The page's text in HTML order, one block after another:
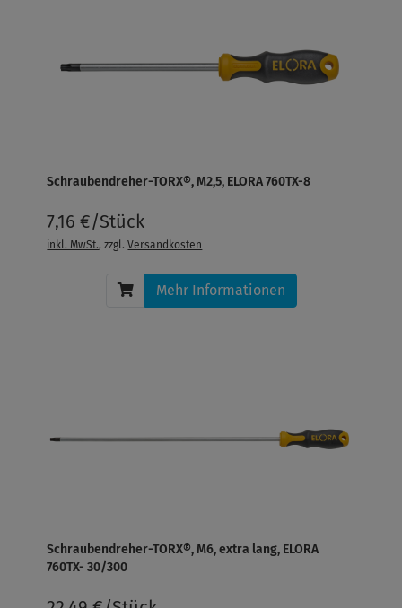
Schraubendreher-TORX®, M2,5, ELORA 760TX-8
7,16 €/Stück
inkl. MwSt., zzgl.Versandkosten
Mehr Informationen
Schraubendreher-TORX®, M6, extra lang, ELORA
760TX- 30/300